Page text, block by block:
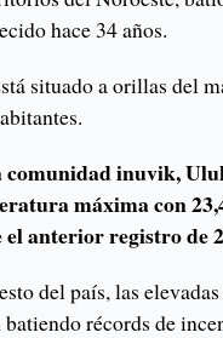
hace 34 años.
situado a orillas del
comunidad inuvik,
máxima con
el anterior registro de
del país, las
batiendo récords de